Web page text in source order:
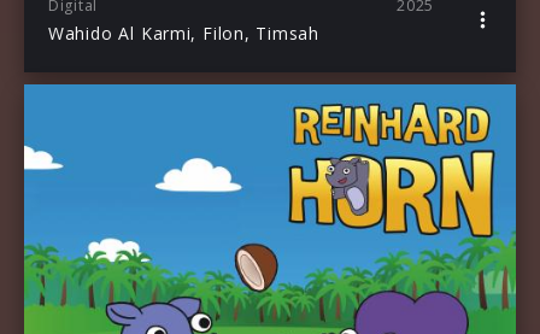
Digital 2025
Wahido Al Karmi, Filon, Timsah